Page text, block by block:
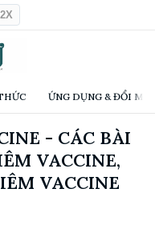
ỨNG DỤNG & ĐỔI
- CÁC BÀI
VACCINE,
VACCINE